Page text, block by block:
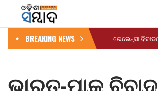
BREAKING NEWS
ଭାରତ-ପାକ୍ ବିବାଦ